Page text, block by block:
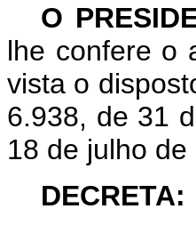
O
lhe confere o
vista o
6.938, de 31
18 de julho
DECRETA: